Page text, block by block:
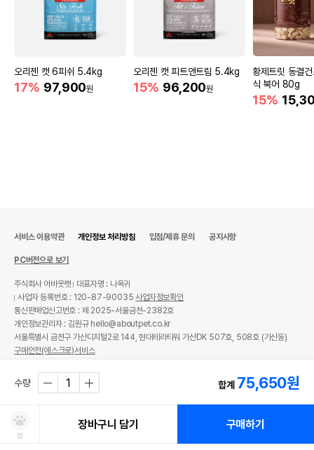
오리젠 캣 6피쉬 5.4kg
17% 97,900원
오리젠 캣 피트앤트림 5.4kg
15% 96,200원
황제트릿 동결
식 북어 80g
15%
수량 합계 75,650원
찜
장바구니 담기 구매하기
서비스 이용약관 개인정보 처리방침 입점/제휴 문의 공지사항
PC버전으로 보기
주식회사 어바웃펫
대표자명 : 나옥귀
사업자 등록번호 : 120-87-90035사업자정보확인
통신판매업신고번호 : 제 2025-서울금천-2382호
개인정보관리자 : 김원규 hello@aboutpet.co.kr
서울특별시 금천구 가산디지털2로 144, 현대테라타워 가산DK 507호, 508호 (가산동)
구매안전(에스크로)서비스